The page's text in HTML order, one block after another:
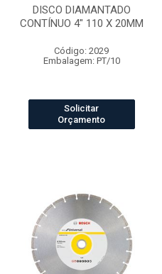
DISCO DIAMANTADO
CONTÍNUO 4" 110 X 20MM
Código: 2029
Embalagem: PT/10
Solicitar
Orçamento